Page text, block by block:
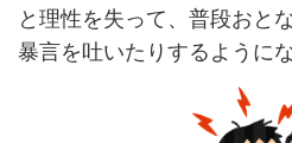
と理性を失って、普段おと
暴言を吐いたりするように